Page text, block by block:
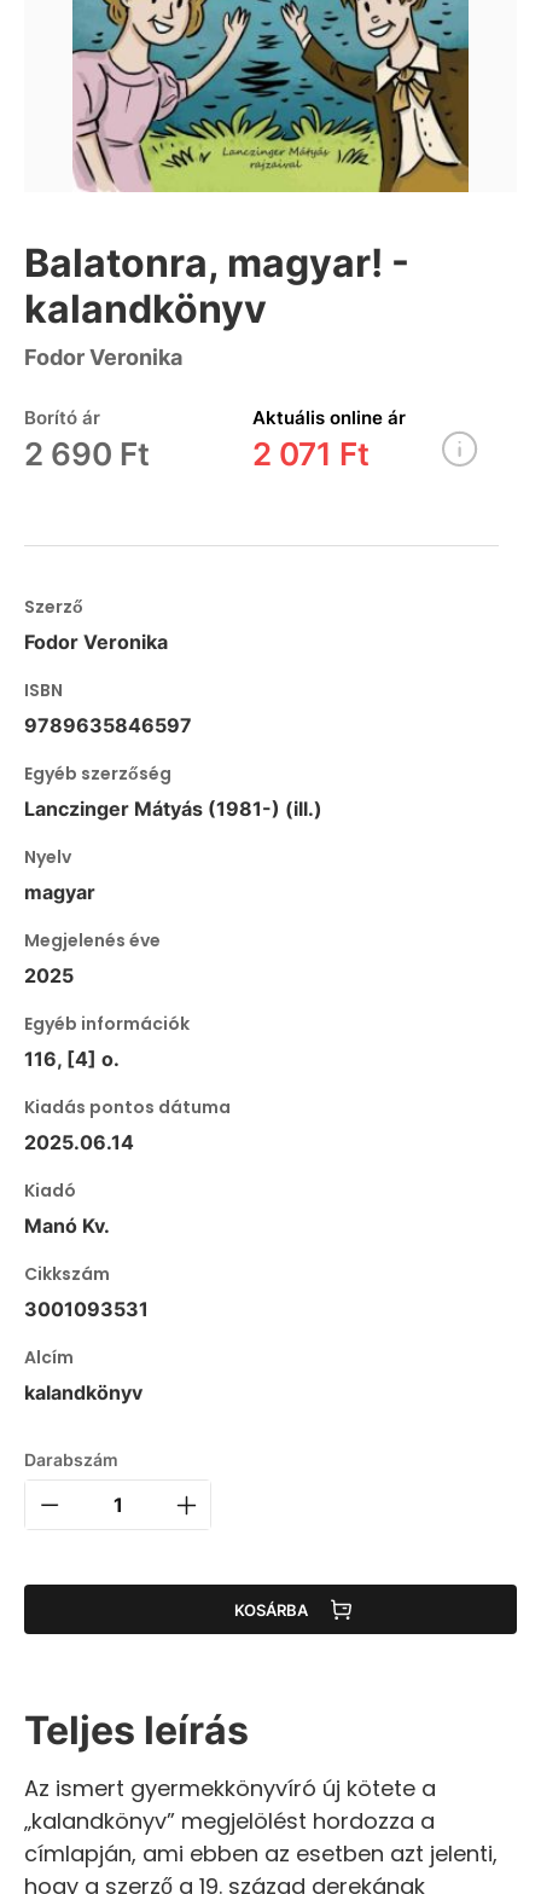
Balatonra, magyar! -
kalandkönyv
Fodor Veronika
Borító ár
2 690 Ft
Aktuális online ár
2 071 Ft
Szerző
Fodor Veronika
ISBN
9789635846597
Egyéb szerzőség
Lanczinger Mátyás (1981-) (ill.)
Nyelv
magyar
Megjelenés éve
2025
Egyéb információk
116, [4] o.
Kiadás pontos dátuma
2025.06.14
Kiadó
Manó Kv.
Cikkszám
3001093531
Alcím
kalandkönyv
Darabszám
KOSÁRBA
Teljes leírás
Az ismert gyermekkönyvíró új kötete a
„kalandkönyv” megjelölést hordozza a
címlapján, ami ebben az esetben azt jelenti,
hogy a szerző a 19. század derekának